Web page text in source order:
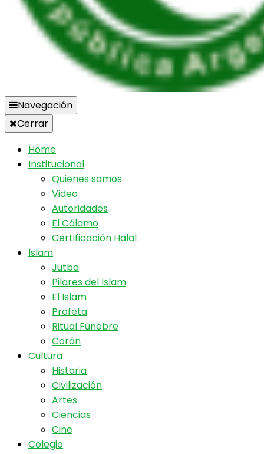
Navegación
Cerrar
Home
Institucional
Quienes somos
Video
Autoridades
El Cálamo
Certificación Halal
Islam
Jutba
Pilares del Islam
El Islam
Profeta
Ritual Fúnebre
Corán
Cultura
Historia
Civilización
Artes
Ciencias
Cine
Colegio